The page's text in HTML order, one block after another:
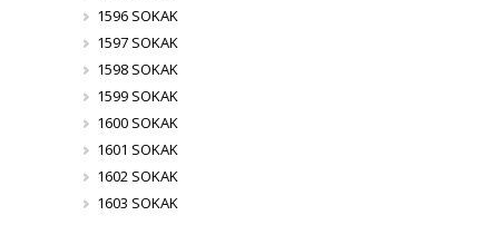
1596 SOKAK
1597 SOKAK
1598 SOKAK
1599 SOKAK
1600 SOKAK
1601 SOKAK
1602 SOKAK
1603 SOKAK